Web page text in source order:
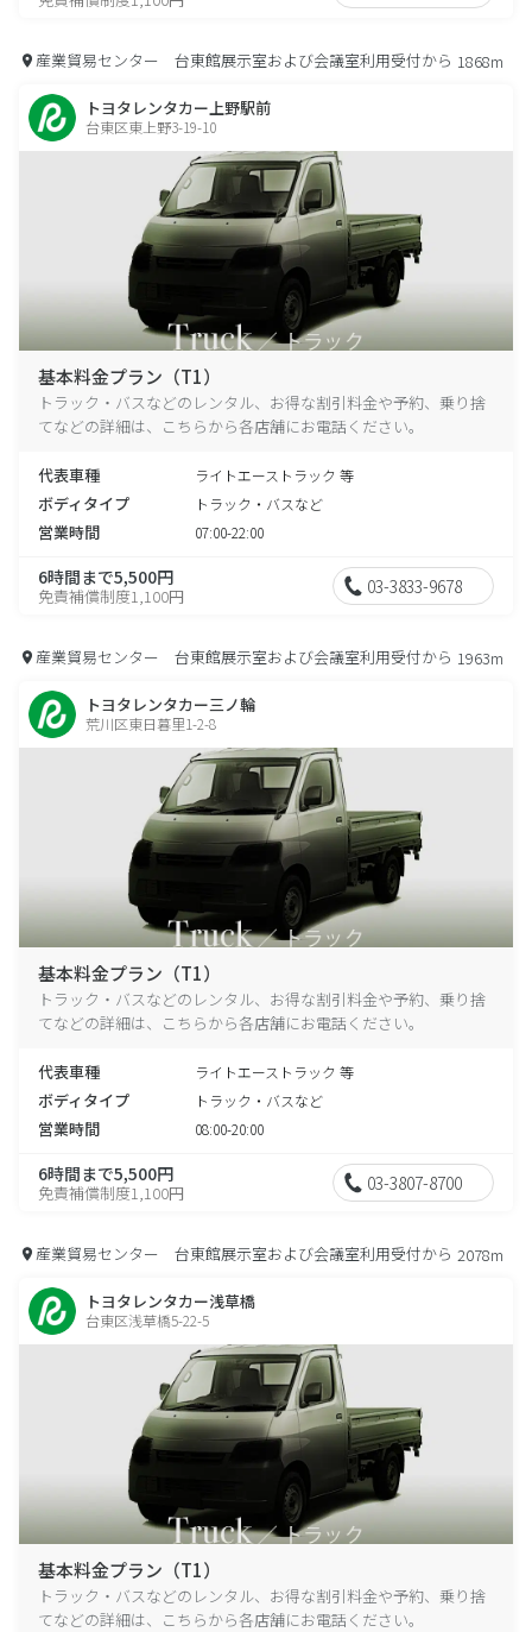
産業貿易センター 台東館展示室および会議室利用受付から 1868m
トヨタレンタカー上野駅前
台東区東上野3-19-10
基本料金プラン（T1）
トラック・バスなどのレンタル、お得な割引料金や予約、乗り捨
てなどの詳細は、こちらから各店舗にお電話ください。
代表車種 ライトエーストラック 等
ボディタイプ トラック・バスなど
営業時間 07:00-22:00
6時間まで5,500円
免責補償制度1,100円 03-3833-9678
産業貿易センター 台東館展示室および会議室利用受付から 1963m
トヨタレンタカー三ノ輪
荒川区東日暮里1-2-8
基本料金プラン（T1）
トラック・バスなどのレンタル、お得な割引料金や予約、乗り捨
てなどの詳細は、こちらから各店舗にお電話ください。
代表車種 ライトエーストラック 等
ボディタイプ トラック・バスなど
営業時間 08:00-20:00
6時間まで5,500円
免責補償制度1,100円 03-3807-8700
産業貿易センター 台東館展示室および会議室利用受付から 2078m
トヨタレンタカー浅草橋
台東区浅草橋5-22-5
基本料金プラン（T1）
トラック・バスなどのレンタル、お得な割引料金や予約、乗り捨
てなどの詳細は、こちらから各店舗にお電話ください。